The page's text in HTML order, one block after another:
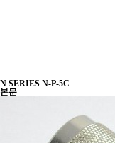
N SERIES N-P-5C
본문